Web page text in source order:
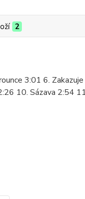
2
3:01 6.
10. Sázava 2:54